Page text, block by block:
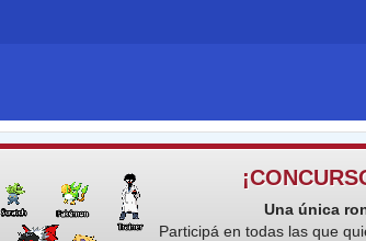
Una única
Participá en todas las que